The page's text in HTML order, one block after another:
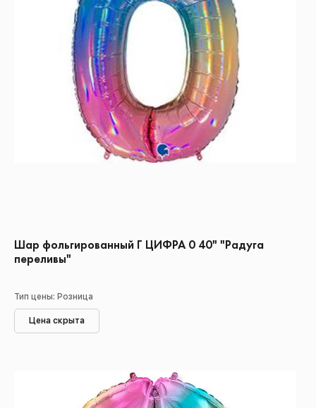
Шар фольгированный Г ЦИФРА 0 40" "Радуга
переливы"
Тип цены: Розница
Цена скрыта